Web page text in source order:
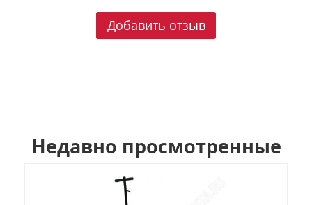
Добавить отзыв
Недавно просмотренные